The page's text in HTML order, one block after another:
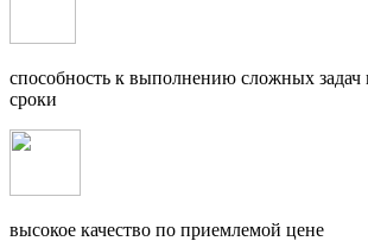
способность к выполнению сложных задач
сроки
высокое качество по приемлемой цене